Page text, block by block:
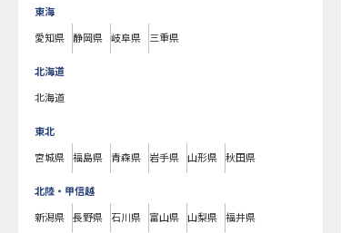
東海
愛知県 静岡県 岐阜県 三重県
北海道
北海道
東北
宮城県 福島県 青森県 岩手県 山形県 秋田県
北陸・甲信越
新潟県 長野県 石川県 富山県 山梨県 福井県